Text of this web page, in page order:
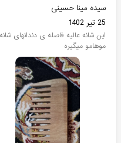
سیده مینا حسینی
25 تیر 1402
این شانه عالیه فاصله ی دندانهای
موهامو میگیره